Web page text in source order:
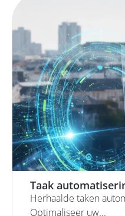
Taak
Herhaalde taken
Optimaliseer uw...